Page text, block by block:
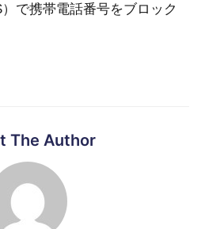
で携帯電話番号をブロック
The Author